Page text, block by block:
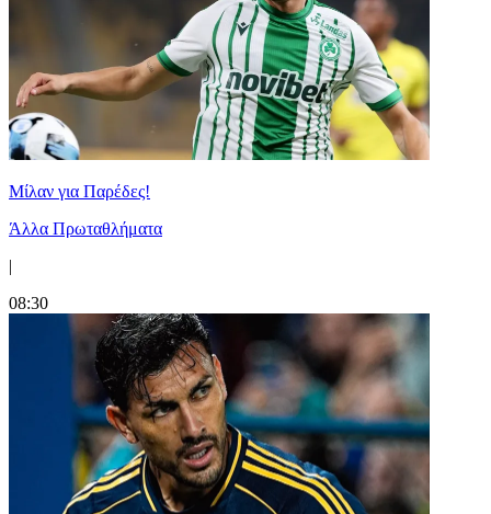
Μίλαν για Παρέδες!
Άλλα Πρωταθλήματα
|
08:30